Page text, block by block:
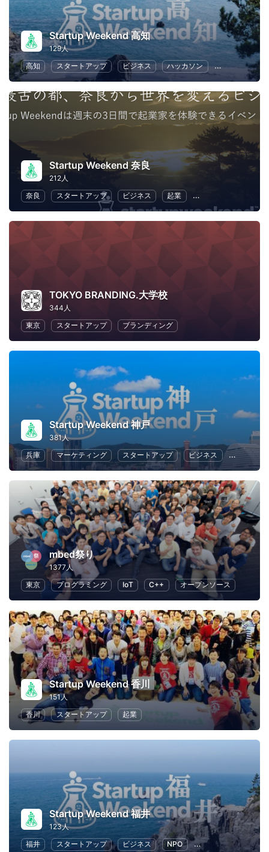
Startup Weekend 高知
129人
高知
スタートアップ ビジネス ハッカソン 起業 女性
Startup Weekend 奈良
212人
奈良
スタートアップ ビジネス 起業 異業種交流
TOKYO BRANDING.大学校
344人
東京
スタートアップ ブランディング
Startup Weekend 神戸
381人
兵庫
マーケティング スタートアップ ビジネス ハッカソン
mbed祭り
1377人
東京
プログラミング IoT C++ オープンソース
Startup Weekend 香川
151人
香川
スタートアップ 起業
Startup Weekend 福井
123人
福井
スタートアップ ビジネス NPO ハッカソン 起業